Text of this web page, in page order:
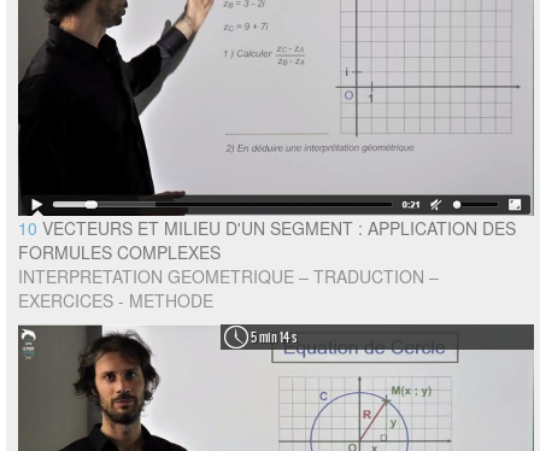
10 VECTEURS ET MILIEU D'UN SEGMENT : APPLICATION DES
FORMULES COMPLEXES
INTERPRETATION GEOMETRIQUE – TRADUCTION –
EXERCICES - METHODE
5 min 14 s